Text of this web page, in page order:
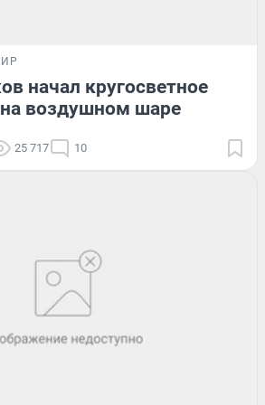
начал кругосветное
воздушном шаре
25 717 10